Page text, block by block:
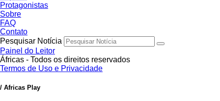
Protagonistas
Sobre
FAQ
Contato
Pesquisar Notícia
Painel do Leitor
Áfricas - Todos os direitos reservados
Termos de Uso e Privacidade
/ Africas Play